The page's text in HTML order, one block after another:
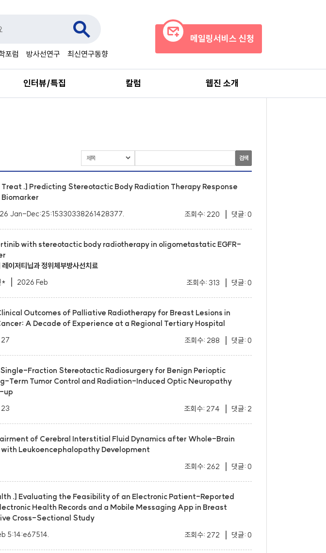
포럼 방사선연구 최신연구동향
메일링서비스 신청
인터뷰/특집 칼럼 웹진 소개
검색
Treat .] Predicting Stereotactic Body Radiation Therapy Response
Jan-Dec:25:15330338261428377. 댓글: 0
조회수: 220
with stereotactic body radiotherapy in oligometastatic EGFR-
이저티닙과 정위체부방사선치료
*
2026 Feb 댓글: 0
조회수: 313
Outcomes of Palliative Radiotherapy for Breast Lesions in
A Decade of Experience at a Regional Tertiary Hospital
댓글: 0
조회수: 288
Single-Fraction Stereotactic Radiosurgery for Benign Perioptic
Term Tumor Control and Radiation-Induced Optic Neuropathy
up
댓글: 2
조회수: 274
of Cerebral Interstitial Fluid Dynamics after Whole-Brain
Leukoencephalopathy Development
댓글: 0
조회수: 262
.] Evaluating the Feasibility of an Electronic Patient-Reported
Health Records and a Mobile Messaging App in Breast
Cross-Sectional Study
5:14:e67514. 댓글: 0
조회수: 272